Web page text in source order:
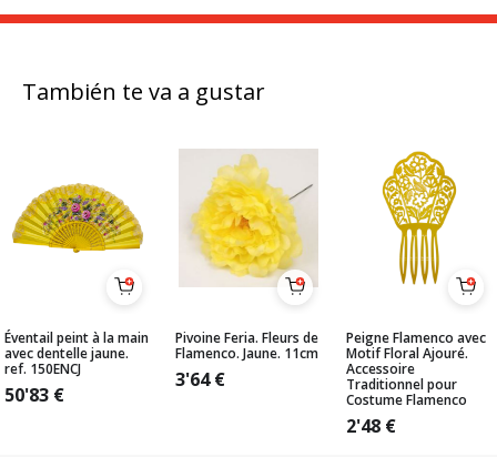
También te va a gustar
Éventail peint à la main
avec dentelle jaune.
ref. 150ENCJ
50'83 €
Pivoine Feria. Fleurs de
Flamenco. Jaune. 11cm
3'64€
Peigne Flamenco avec
Motif Floral Ajouré.
Accessoire
Traditionnel pour
Costume Flamenco
2'48 €